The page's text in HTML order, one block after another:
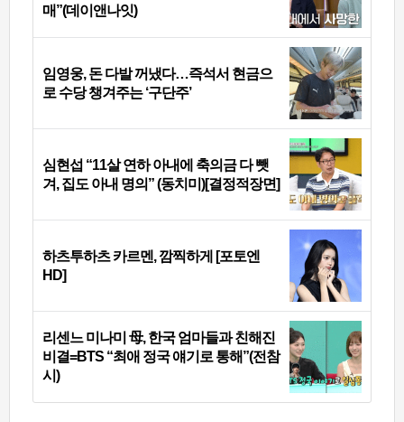
매”(데이앤나잇)
임영웅, 돈 다발 꺼냈다…즉석서 현금으
로 수당 챙겨주는 ‘구단주’
심현섭 “11살 연하 아내에 축의금 다 뺏
겨, 집도 아내 명의” (동치미)[결정적장면]
하츠투하츠 카르멘, 깜찍하게 [포토엔
HD]
리센느 미나미 母, 한국 엄마들과 친해진
비결=BTS “최애 정국 얘기로 통해”(전참
시)